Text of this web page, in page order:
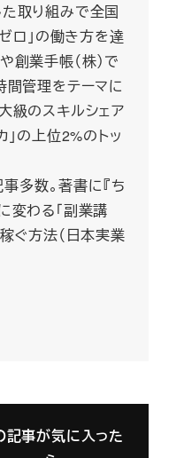
取り組みで全国
ロ」の働き方を達
創業手帳（株）で
間管理をテーマに
級のスキルシェア
」の上位2%のトッ
多数。著書に『ち
変わる「副業講
ぐ方法（日本実業
記事が気に入った